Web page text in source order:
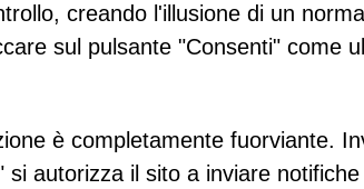
creando l'illusione di un
sul pulsante "Consenti" come
è completamente fuorviante.
si autorizza il sito a inviare